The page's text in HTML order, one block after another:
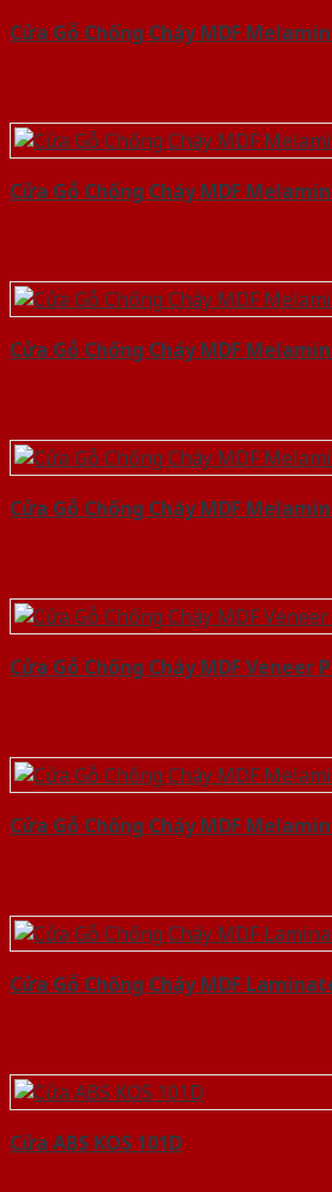
Cửa Gỗ Chống Cháy MDF
Cửa Gỗ Chống Cháy MDF
Cửa Gỗ Chống Cháy MDF
Cửa Gỗ Chống Cháy MDF
Cửa Gỗ Chống Cháy MDF Veneer
Cửa Gỗ Chống Cháy MDF
Cửa Gỗ Chống Cháy MDF
Cửa ABS KOS 101D